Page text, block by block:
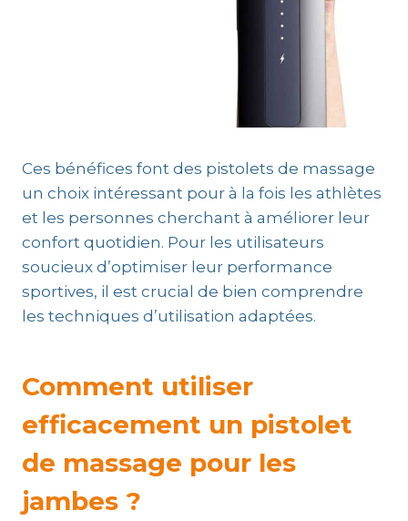
Ces bénéfices font des pistolets de massage
un choix intéressant pour à la fois les athlètes
et les personnes cherchant à améliorer leur
confort quotidien. Pour les utilisateurs
soucieux d’optimiser leur performance
sportives, il est crucial de bien comprendre
les techniques d’utilisation adaptées.
Comment utiliser
efficacement un pistolet
de massage pour les
jambes ?